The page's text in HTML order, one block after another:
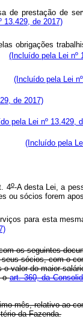
prestação de
13.429, de 2017)
obrigações
(Incluído pela Lei nº
(Incluído pela Lei
de 2017)
pela Lei nº 13.429,
(Incluído pela
4o-A desta Lei, a
ou sócios forem
para esta
os seguintes
sócios, com o
valor do maior
oart. 360, da
mês, relativo ao
da Fazenda.